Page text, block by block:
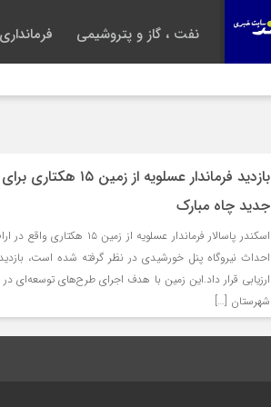
نفت ، گاز و پتروشیمی
بازدید فرماندار
جدید چاه مبارک
اسکندر پاسالار فرماندار
احداث نیروگاه پنل خورشیدی در نظر گرفته شده است،
ارزیابی قرار داد.این زمین با هدف اجرای طرح‌های توسعه‌ای
شهرستان […]